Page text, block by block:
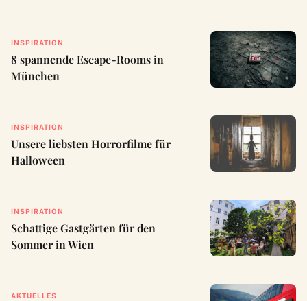
INSPIRATION
8 spannende Escape-Rooms in
München
INSPIRATION
Unsere liebsten Horrorfilme für
Halloween
INSPIRATION
Schattige Gastgärten für den
Sommer in Wien
AKTUELLES